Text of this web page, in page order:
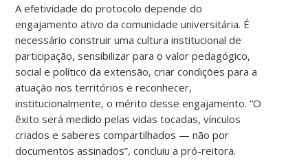
A efetividade do protocolo depende do
engajamento ativo da comunidade universitária. É
necessário construir uma cultura institucional de
participação, sensibilizar para o valor pedagógico,
social e político da extensão, criar condições para a
atuação nos territórios e reconhecer,
institucionalmente, o mérito desse engajamento. “O
êxito será medido pelas vidas tocadas, vínculos
criados e saberes compartilhados — não por
documentos assinados”, concluiu a pró-reitora.